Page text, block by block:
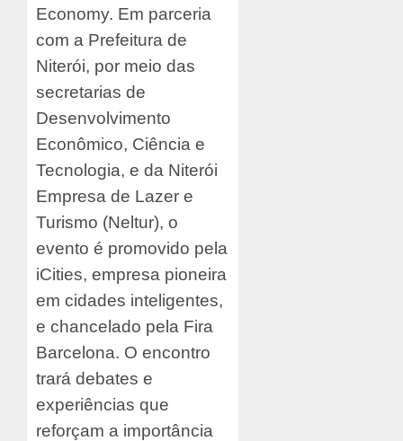
Economy. Em parceria
com a Prefeitura de
Niterói, por meio das
secretarias de
Desenvolvimento
Econômico, Ciência e
Tecnologia, e da Niterói
Empresa de Lazer e
Turismo (Neltur), o
evento é promovido pela
iCities, empresa pioneira
em cidades inteligentes,
e chancelado pela Fira
Barcelona. O encontro
trará debates e
experiências que
reforçam a importância